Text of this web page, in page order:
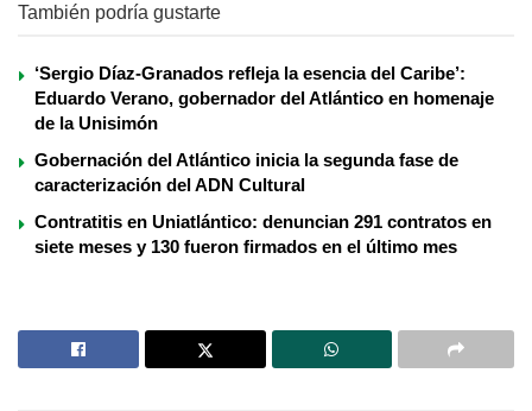
También podría gustarte
‘Sergio Díaz-Granados refleja la esencia del Caribe’:
Eduardo Verano, gobernador del Atlántico en homenaje
de la Unisimón
Gobernación del Atlántico inicia la segunda fase de
caracterización del ADN Cultural
Contratitis en Uniatlántico: denuncian 291 contratos en
siete meses y 130 fueron firmados en el último mes